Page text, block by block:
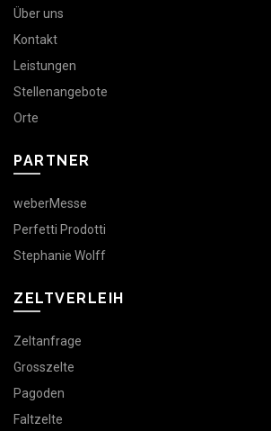
Über uns
Kontakt
Leistungen
Stellenangebote
Orte
PARTNER
weberMesse
Perfetti Prodotti
Stephanie Wolff
ZELTVERLEIH
Zeltanfrage
Grosszelte
Pagoden
Faltzelte